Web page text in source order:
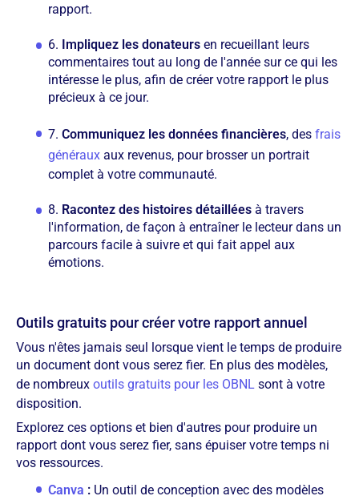
rapport.
6. Impliquez les donateurs en recueillant leurs
commentaires tout au long de l'année sur ce qui les
intéresse le plus, afin de créer votre rapport le plus
précieux à ce jour.
7. Communiquez les données financières, des frais
généraux aux revenus, pour brosser un portrait
complet à votre communauté.
8. Racontez des histoires détaillées à travers
l'information, de façon à entraîner le lecteur dans un
parcours facile à suivre et qui fait appel aux
émotions.
Outils gratuits pour créer votre rapport annuel
Vous n'êtes jamais seul lorsque vient le temps de produire
un document dont vous serez fier. En plus des modèles,
de nombreux outils gratuits pour les OBNL sont à votre
disposition.
Explorez ces options et bien d'autres pour produire un
rapport dont vous serez fier, sans épuiser votre temps ni
vos ressources.
Canva : Un outil de conception avec des modèles